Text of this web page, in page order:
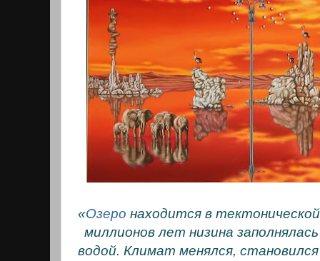
«Озеро находится в
миллионов лет низина
водой. Климат менялся,